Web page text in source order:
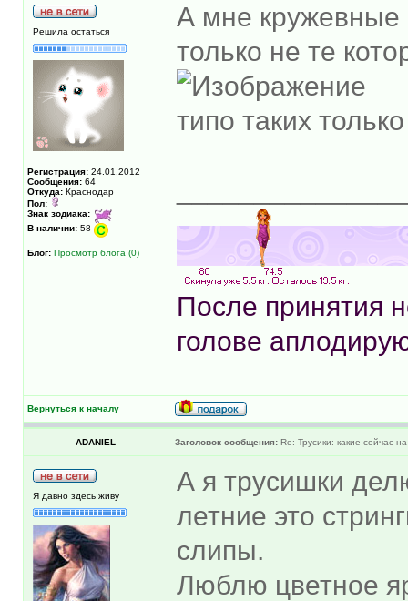
Решила остаться
Регистрация: 24.01.2012
Сообщения: 64
Откуда: Краснодар
Пол:
Знак зодиака:
В наличии: 58
Блог: Просмотр блога (0)
А мне кружевные
только не те
типо таких
После принятия
голове
Вернуться к началу
ADANIEL Заголовок сообщения: Re: Трусики: какие сейчас
Я давно здесь живу
А я трусишки
летние это
слипы.
Люблю цветное